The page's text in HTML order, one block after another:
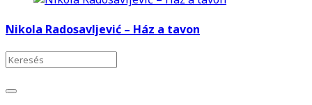
Nikola Radosavljević – Ház a tavon